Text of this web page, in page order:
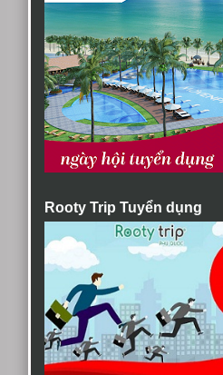
Rooty Trip Tuyển dụng